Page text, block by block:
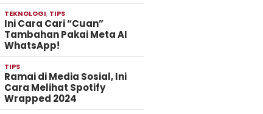
TEKNOLOGI, TIPS
Ini Cara Cari “Cuan”
Tambahan Pakai Meta AI
WhatsApp!
TIPS
Ramai di Media Sosial, Ini
Cara Melihat Spotify
Wrapped 2024